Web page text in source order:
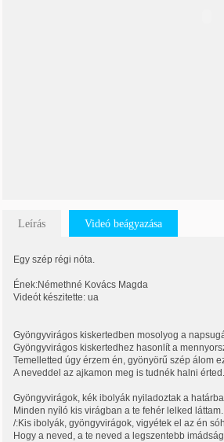
Leírás Videó beágyazása
Egy szép régi nóta.
Ének:Némethné Kovács Magda
Videót készitette: ua
Gyöngyvirágos kiskertedben mosolyog a
Gyöngyvirágos kiskertedhez hasonlít a
Temelletted úgy érzem én, gyönyörű szép álom
A neveddel az ajkamon meg is tudnék halni érted.
Gyöngyvirágok, kék ibolyák nyiladoztak a
Minden nyíló kis virágban a te fehér lelked láttam.
/:Kis ibolyák, gyöngyvirágok, vigyétek el az én
Hogy a neved, a te neved a legszentebb